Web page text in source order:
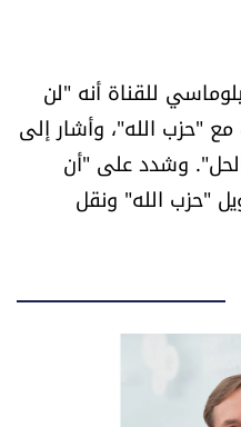
للقناة أنه "لن
"حزب الله"، وأشار إلى
وشدد على "أن
"حزب الله" ونقل